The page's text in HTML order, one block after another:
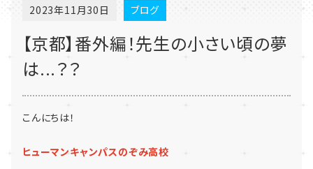
2023年11月30日 ブログ
【京都】番外編！先生の小さい頃の夢
は...？？
こんにちは！
ヒューマンキャンパスのぞみ高校